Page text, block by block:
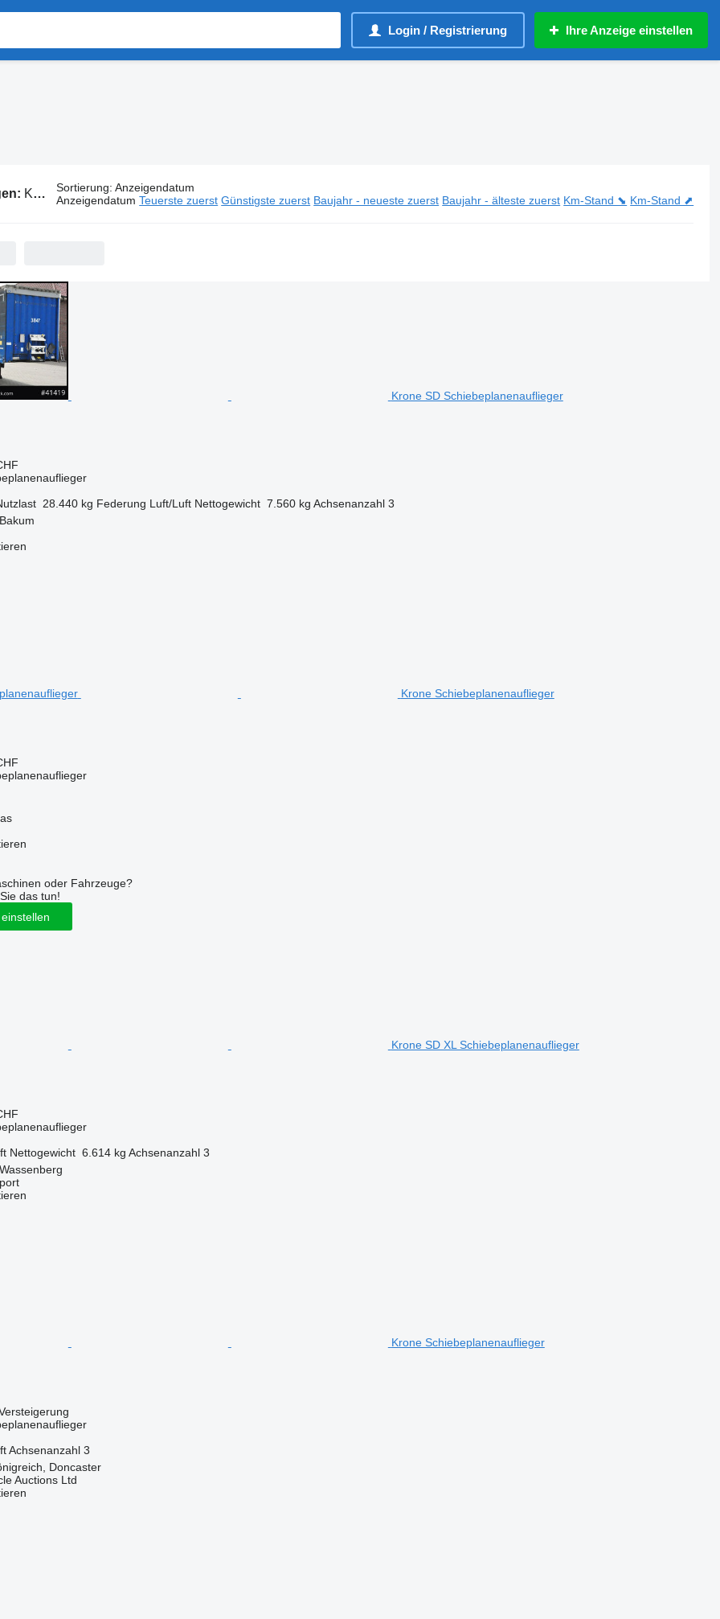
Login / Registrierung Ihre Anzeige einstellen
Krone Auflieger Sortierung: Anzeigendatum
Anzeigendatum Teuerste zuerst Günstigste zuerst Baujahr - neueste zuerst Baujahr - älteste zuerst Km-Stand ⬊ Km-Stand ⬈
Krone SD Schiebeplanenauflieger
28.440 kg Federung Luft/Luft Nettogewicht 7.560 kg Achsenanzahl 3
Krone Schiebeplanenauflieger
oder Fahrzeuge?
das tun!
Krone SD XL Schiebeplanenauflieger
Nettogewicht 6.614 kg Achsenanzahl 3
Krone Schiebeplanenauflieger
Achsenanzahl 3
Doncaster
Auctions Ltd